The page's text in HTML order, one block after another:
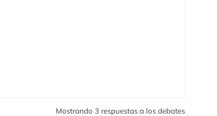
Mostrando 3 respuestas a los debates